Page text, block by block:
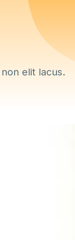
elit lacus.